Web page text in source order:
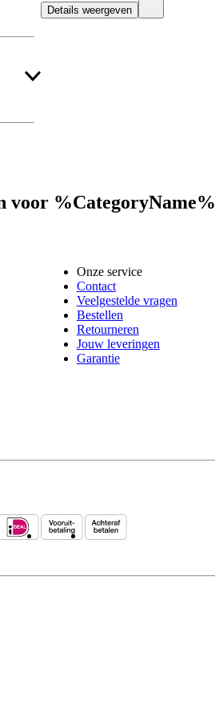
Details weergeven
voor %CategoryName%
Onze service
Contact
Veelgestelde vragen
Bestellen
Retourneren
Jouw leveringen
Garantie